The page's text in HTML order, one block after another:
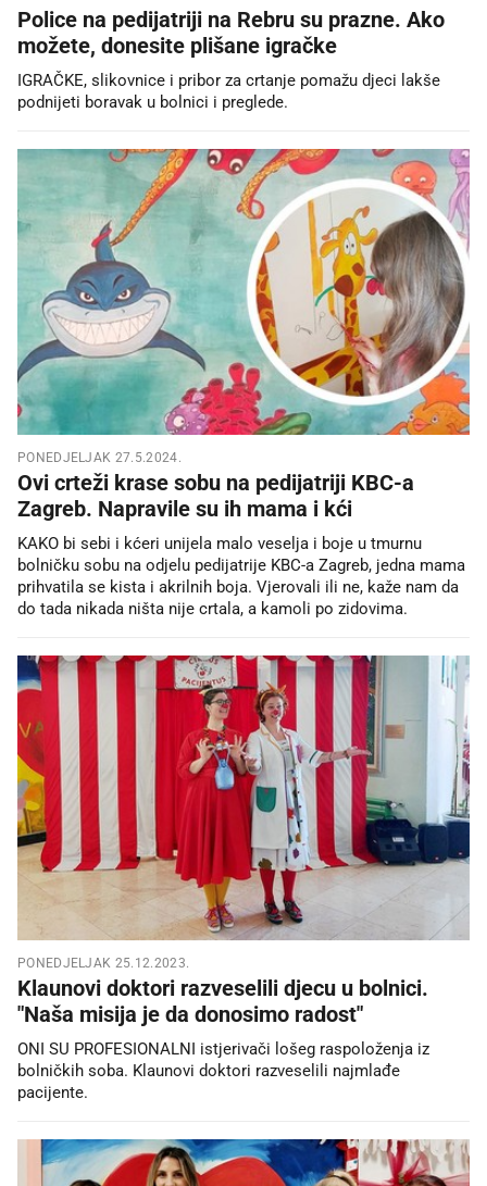
Police na pedijatriji na Rebru su prazne. Ako
možete, donesite plišane igračke
IGRAČKE, slikovnice i pribor za crtanje pomažu djeci lakše
podnijeti boravak u bolnici i preglede.
PONEDJELJAK 27.5.2024.
Ovi crteži krase sobu na pedijatriji KBC-a
Zagreb. Napravile su ih mama i kći
KAKO bi sebi i kćeri unijela malo veselja i boje u tmurnu
bolničku sobu na odjelu pedijatrije KBC-a Zagreb, jedna mama
prihvatila se kista i akrilnih boja. Vjerovali ili ne, kaže nam da
do tada nikada ništa nije crtala, a kamoli po zidovima.
PONEDJELJAK 25.12.2023.
Klaunovi doktori razveselili djecu u bolnici.
"Naša misija je da donosimo radost"
ONI SU PROFESIONALNI istjerivači lošeg raspoloženja iz
bolničkih soba. Klaunovi doktori razveselili najmlađe
pacijente.